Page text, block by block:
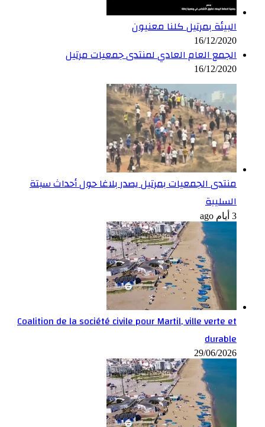
البيئة بمرتيل كلنا معنيون
16/12/2020
الجمع العام العادي لمنتدى جمعيات مرتيل
16/12/2020
منتدى الجمعيات بمرتيل يصدر بلاغا حول أحداث سبتة
السليبة
3 أيام ago
Coalition de la société civile pour Martil, ville verte et
durable
29/06/2026